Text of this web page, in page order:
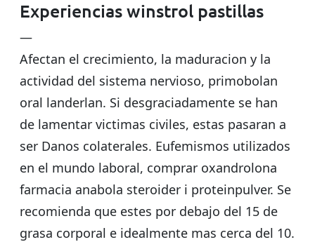
Experiencias winstrol pastillas
—
Afectan el crecimiento, la maduracion y la
actividad del sistema nervioso, primobolan
oral landerlan. Si desgraciadamente se han
de lamentar victimas civiles, estas pasaran a
ser Danos colaterales. Eufemismos utilizados
en el mundo laboral, comprar oxandrolona
farmacia anabola steroider i proteinpulver. Se
recomienda que estes por debajo del 15 de
grasa corporal e idealmente mas cerca del 10.